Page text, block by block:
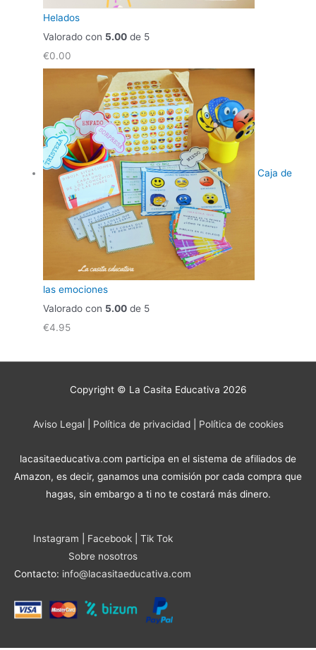
Helados
Valorado con 5.00 de 5
€0.00
Caja de
las emociones
Valorado con 5.00 de 5
€4.95
Copyright © La Casita Educativa 2026
Aviso Legal| Política de privacidad| Política de cookies
lacasitaeducativa.com participa en el sistema de afiliados de
Amazon, es decir, ganamos una comisión por cada compra que
hagas, sin embargo a ti no te costará más dinero.
Instagram Facebook| Tik Tok
Sobre nosotros
Contacto: info@lacasitaeducativa.com